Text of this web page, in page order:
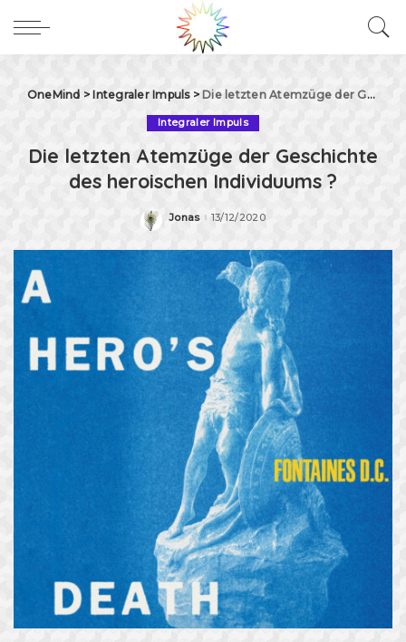
OneMind > Integraler Impuls> Die letzten Atemzüge der Geschichte des heroischen Individuums ?
Integraler Impuls
Die letzten Atemzüge der Geschichte
des heroischen Individuums ?
Posted
Jonas 13/12/2020